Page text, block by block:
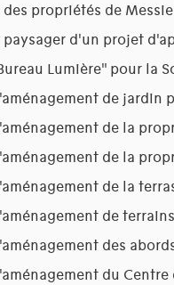
propriétés de
d'un projet
Lumière" pour la
de jardin
de la
de la
de la
de
des
du